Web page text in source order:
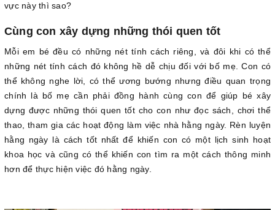
vực này thì sao?
Cùng con xây dựng những thói quen tốt
Mỗi em bé đều có những nét tính cách riêng, và đôi khi có thể
những nét tính cách đó không hề dễ chịu đối với bố mẹ. Con có
thể không nghe lời, có thể ương bướng nhưng điều quan trọng
chính là bố mẹ cần phải đồng hành cùng con để giúp bé xây
dựng được những thói quen tốt cho con như đọc sách, chơi thể
thao, tham gia các hoạt động làm việc nhà hằng ngày. Rèn luyện
hằng ngày là cách tốt nhất để khiến con có một lịch sinh hoạt
khoa học và cũng có thể khiến con tìm ra một cách thông minh
hơn để thực hiện việc đó hằng ngày.